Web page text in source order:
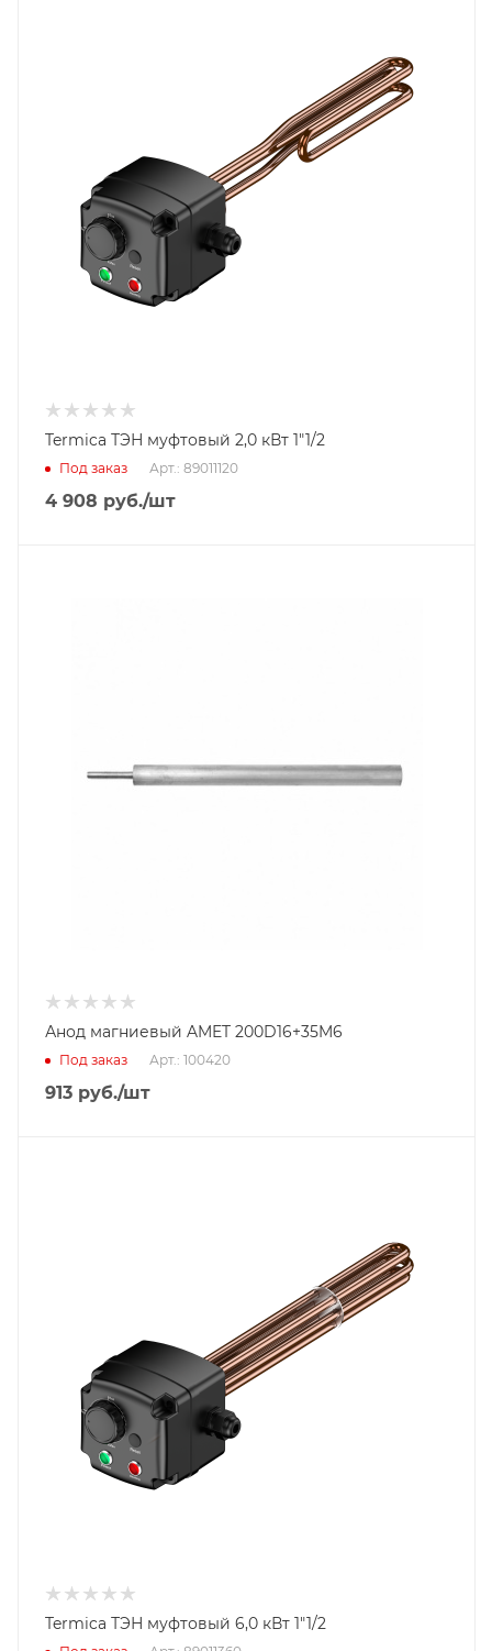
Termica ТЭН муфтовый 2,0 кВт 1"1/2
Под заказ Арт.: 89011120
4 908 руб./шт
Анод магниевый AMET 200D16+35M6
Под заказ Арт.: 100420
913 руб./шт
Termica ТЭН муфтовый 6,0 кВт 1"1/2